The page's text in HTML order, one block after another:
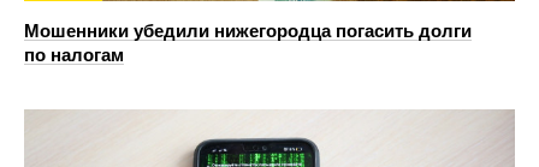
Мошенники убедили нижегородца погасить долги
по налогам